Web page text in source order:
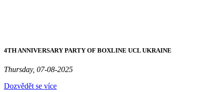
4TH ANNIVERSARY PARTY OF BOXLINE UCL UKRAINE
Thursday, 07-08-2025
Dozvědět se více